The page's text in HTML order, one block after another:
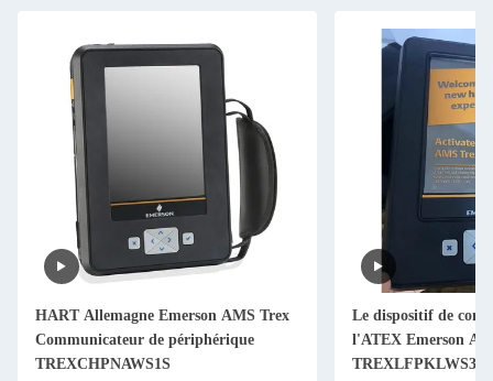
HART Allemagne Emerson AMS Trex
Communicateur de périphérique
TREXCHPNAWS1S
Le dispositif de
l'ATEX Emerson
TREXLFPKLWS3S